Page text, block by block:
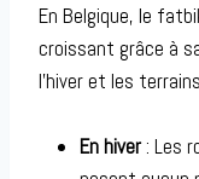
En Belgique, le
croissant grâce à
l’hiver et les
En hiver: Les